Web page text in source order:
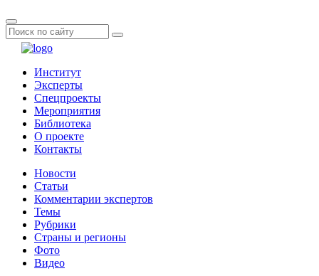
Институт
Эксперты
Спецпроекты
Мероприятия
Библиотека
О проекте
Контакты
Новости
Статьи
Комментарии экспертов
Темы
Рубрики
Страны и регионы
Фото
Видео